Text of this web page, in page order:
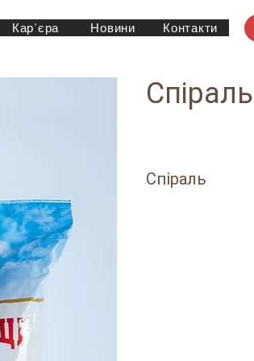
Кар'єра Новини Контакти
Спіраль
Спіраль